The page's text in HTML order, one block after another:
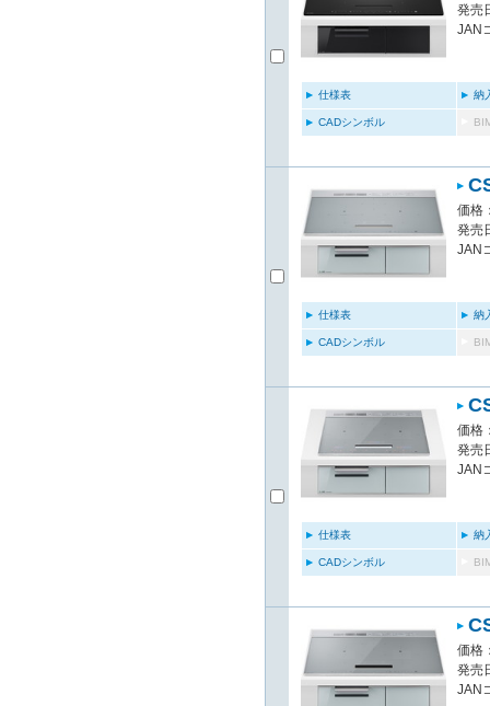
発売
JAN
仕様表 納
CADシンボル
価格
発売
JAN
仕様表 納
CADシンボル
価格
発売
JAN
仕様表 納
CADシンボル
価格
発売
JAN